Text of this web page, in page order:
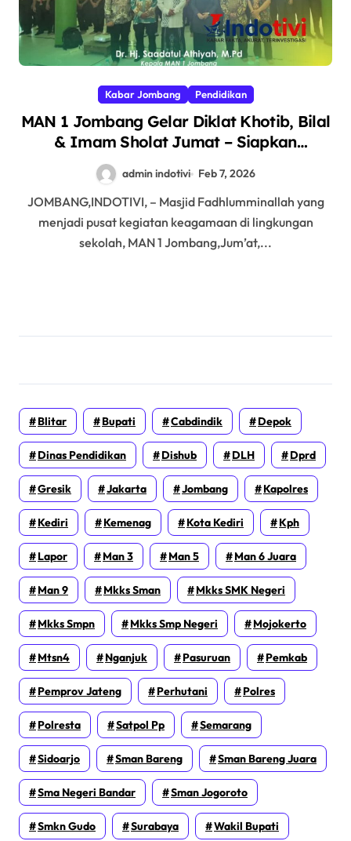
Kabar Jombang Pendidikan
MAN 1 Jombang Gelar Diklat Khotib, Bilal
& Imam Sholat Jumat – Siapkan
Pemimpin Ibadah Masa Depan
admin indotivi Feb 7, 2026
JOMBANG,INDOTIVI, – Masjid Fadhlumminallah yang
menjadi pusat kegiatan keagamaan di lingkungan
sekolah, MAN 1 Jombang,Jum’at,...
Blitar Bupati Cabdindik Depok
Dinas Pendidikan Dishub DLH Dprd
Gresik Jakarta Jombang Kapolres
Kediri Kemenag Kota Kediri Kph
Lapor Man 3 Man 5 Man 6 Juara
Man 9 Mkks Sman Mkks SMK Negeri
Mkks Smpn Mkks Smp Negeri Mojokerto
Mtsn4 Nganjuk Pasuruan Pemkab
Pemprov Jateng Perhutani Polres
Polresta Satpol Pp Semarang
Sidoarjo Sman Bareng Sman Bareng Juara
Sma Negeri Bandar Sman Jogoroto
Smkn Gudo Surabaya Wakil Bupati